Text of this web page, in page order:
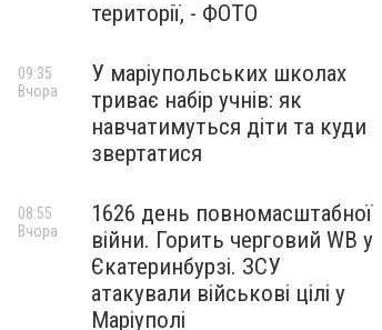
території, - ФОТО
У маріупольських школах
триває набір учнів: як
навчатимуться діти та куди
звертатися
09:35
Вчора
1626 день повномасштабної
війни. Горить черговий WB у
Єкатеринбурзі. ЗСУ
атакували військові цілі у
Маріуполі
08:55
Вчора